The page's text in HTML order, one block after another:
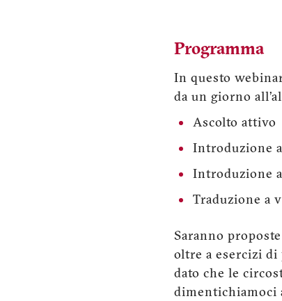
Programma
In questo
da un giorno
Ascolto attivo
Introduzione
Introduzione
Traduzione a
Saranno
oltre a esercizi
dato che le
dimentichiamoci